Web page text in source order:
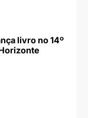
livro no 14º